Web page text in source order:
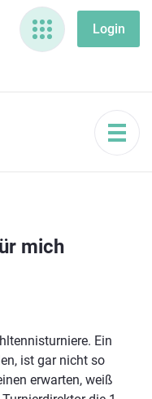
mich
Ein
ist gar nicht so
erwarten, weiß